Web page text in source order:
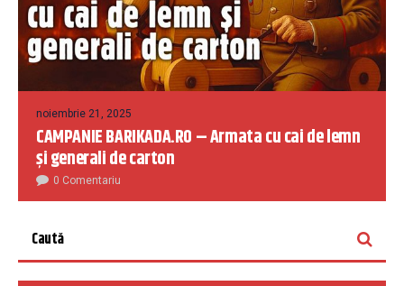
noiembrie 21, 2025
CAMPANIE BARIKADA.RO – Armata cu cai de lemn
și generali de carton
0 Comentariu